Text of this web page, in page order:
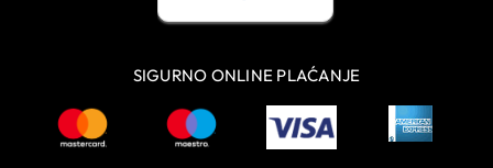
SIGURNO ONLINE PLAĆANJE